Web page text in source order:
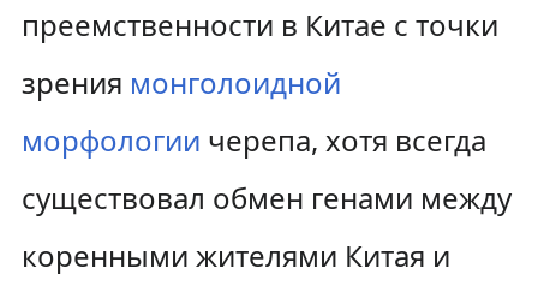
преемственности в Китае с точки
зрения монголоидной
морфологии черепа, хотя всегда
существовал обмен генами между
коренными жителями Китая и